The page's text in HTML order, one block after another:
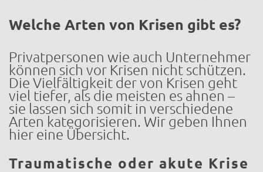
Welche Arten von Krisen gibt es?
Privatpersonen wie auch Unternehmer
können sich vor Krisen nicht schützen.
Die Vielfältigkeit der von Krisen geht
viel tiefer, als die meisten es ahnen –
sie lassen sich somit in verschiedene
Arten kategorisieren. Wir geben Ihnen
hier eine Übersicht.
Traumatische oder akute Krise